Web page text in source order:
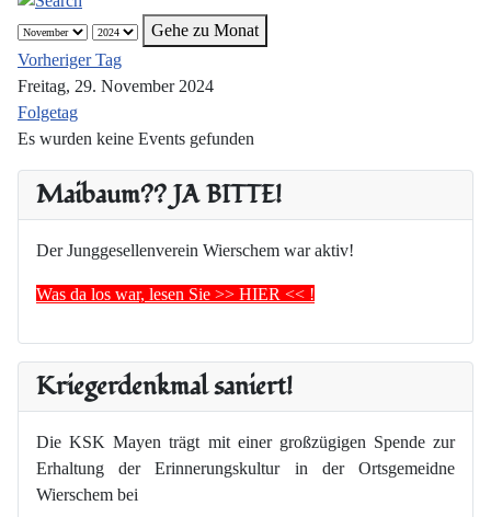
Maibaum?? JA BITTE!
Der Junggesellenverein Wierschem war aktiv!
Was da los war, lesen Sie >> HIER << !
Kriegerdenkmal saniert!
Die KSK Mayen trägt mit einer großzügigen Spende zur
Erhaltung der Erinnerungskultur in der Ortsgemeidne
Wierschem bei
Gehe zu Monat
Vorheriger Tag
Freitag, 29. November 2024
Folgetag
Es wurden keine Events gefunden